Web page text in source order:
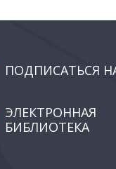
ПОДПИСАТЬСЯ
ЭЛЕКТРОННАЯ
БИБЛИОТЕКА